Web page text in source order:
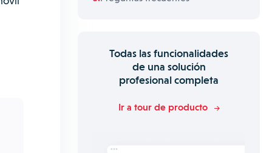
Todas las funcionalidades
de una solución
profesional completa
Ir a tour de producto